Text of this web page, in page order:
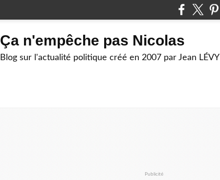
Ça n'empêche pas Nicolas
Blog sur l'actualité politique créé en 2007 par Jean LÉVY
Publicité